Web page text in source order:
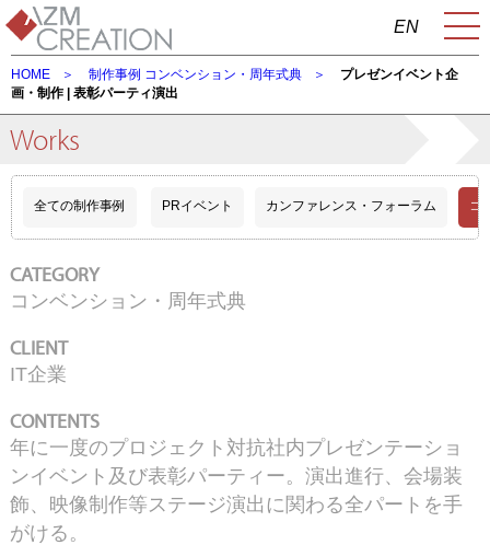
EN
HOME 制作事例 コンベンション・周年式典
プレゼンイベント企
画・制作 | 表彰パーティ演出
Works
全ての制作事例 PRイベント カンファレンス・フォーラム コ
CATEGORY
コンベンション・周年式典
CLIENT
IT企業
CONTENTS
年に一度のプロジェクト対抗社内プレゼンテーショ
ンイベント及び表彰パーティー。演出進行、会場装
飾、映像制作等ステージ演出に関わる全パートを手
がける。